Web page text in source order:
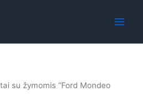
su žymomis “Ford Mondeo